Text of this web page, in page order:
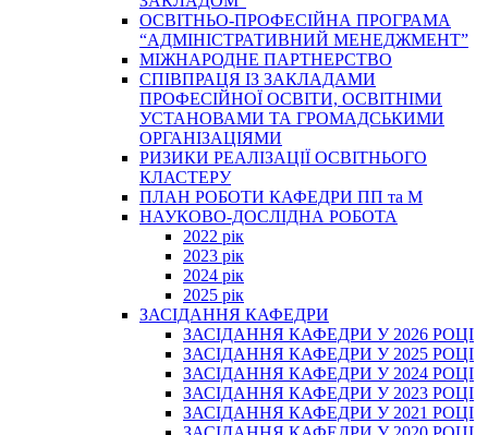
ОСВІТНЬО-ПРОФЕСІЙНА ПРОГРАМА
“АДМІНІСТРАТИВНИЙ МЕНЕДЖМЕНТ”
МІЖНАРОДНЕ ПАРТНЕРСТВО
СПІВПРАЦЯ ІЗ ЗАКЛАДАМИ
ПРОФЕСІЙНОЇ ОСВІТИ, ОСВІТНІМИ
УСТАНОВАМИ ТА ГРОМАДСЬКИМИ
ОРГАНІЗАЦІЯМИ
РИЗИКИ РЕАЛІЗАЦІЇ ОСВІТНЬОГО
КЛАСТЕРУ
ПЛАН РОБОТИ КАФЕДРИ ПП та М
НАУКОВО-ДОСЛІДНА РОБОТА
2022 рік
2023 рік
2024 рік
2025 рік
ЗАСІДАННЯ КАФЕДРИ
ЗАСІДАННЯ КАФЕДРИ У 2026 РОЦІ
ЗАСІДАННЯ КАФЕДРИ У 2025 РОЦІ
ЗАСІДАННЯ КАФЕДРИ У 2024 РОЦІ
ЗАСІДАННЯ КАФЕДРИ У 2023 РОЦІ
ЗАСІДАННЯ КАФЕДРИ У 2021 РОЦІ